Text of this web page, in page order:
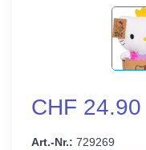
CHF 24.90
Art.-Nr.: 729269